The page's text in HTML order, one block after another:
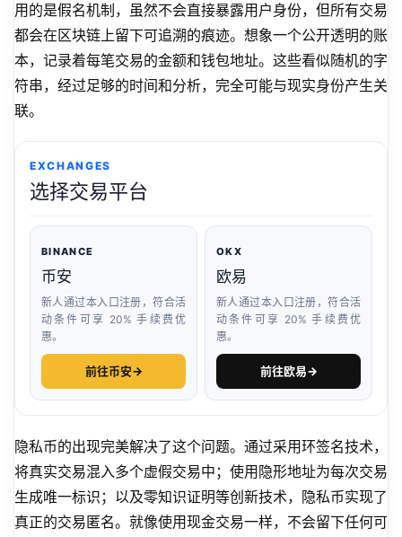
用的是假名机制，虽然不会直接暴露用户身份，但所有交易
都会在区块链上留下可追溯的痕迹。想象一个公开透明的账
本，记录着每笔交易的金额和钱包地址。这些看似随机的字
符串，经过足够的时间和分析，完全可能与现实身份产生关
联。
EXCHANGES
选择交易平台
BINANCE
币安
新人通过本入口注册，符合活
动条件可享 20% 手续费优
惠。
前往币安→
OKX
欧易
新人通过本入口注册，符合活
动条件可享 20% 手续费优
惠。
前往欧易→
隐私币的出现完美解决了这个问题。通过采用环签名技术，
将真实交易混入多个虚假交易中；使用隐形地址为每次交易
生成唯一标识；以及零知识证明等创新技术，隐私币实现了
真正的交易匿名。就像使用现金交易一样，不会留下任何可